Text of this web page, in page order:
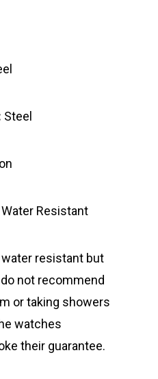
Steel
Water Resistant
resistant but
not recommend
or taking showers
watches
their guarantee.